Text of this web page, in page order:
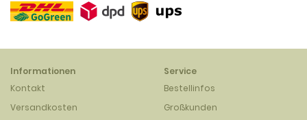
Informationen
Kontakt
Versandkosten
Service
Bestellinfos
Großkunden